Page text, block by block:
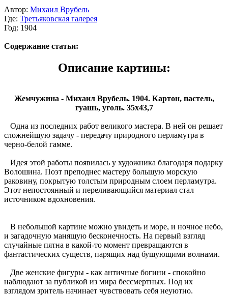
Автор: Михаил Врубель
Где: Третьяковская галерея
Год: 1904
Содержание статьи:
Описание картины:
Жемчужина - Михаил Врубель. 1904. Картон, пастель,
гуашь, уголь. 35х43,7
Одна из последних работ великого мастера. В ней он решает
сложнейшую задачу - передачу природного перламутра в
черно-белой гамме.
Идея этой работы появилась у художника благодаря подарку
Волошина. Поэт преподнес мастеру большую морскую
раковину, покрытую толстым природным слоем перламутра.
Этот непостоянный и переливающийся материал стал
источником вдохновения.
В небольшой картине можно увидеть и море, и ночное небо,
и загадочную манящую бесконечность. На первый взгляд
случайные пятна в какой-то момент превращаются в
фантастических существ, парящих над бушующими волнами.
Две женские фигуры - как античные богини - спокойно
наблюдают за публикой из мира бессмертных. Под их
взглядом зритель начинает чувствовать себя неуютно.